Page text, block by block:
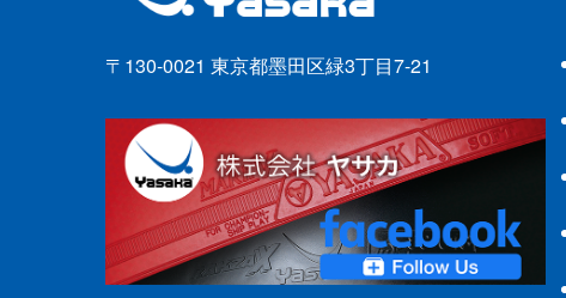
〒130-0021 東京都墨田区緑3丁目7-21